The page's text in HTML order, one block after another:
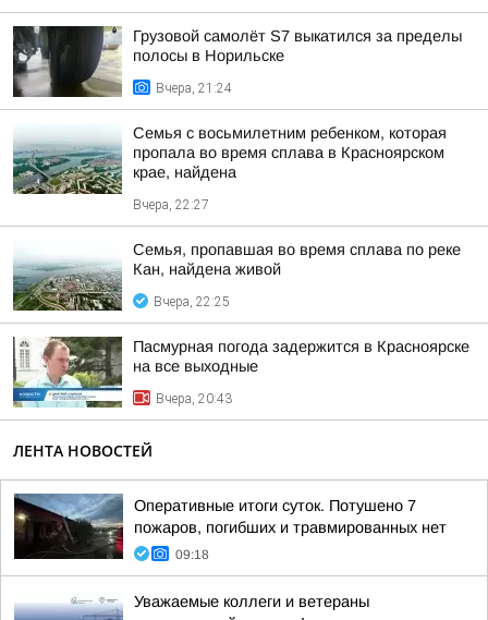
Грузовой самолёт S7 выкатился за пределы
полосы в Норильске
Вчера, 21:24
Семья с восьмилетним ребенком, которая
пропала во время сплава в Красноярском
крае, найдена
Вчера, 22:27
Семья, пропавшая во время сплава по реке
Кан, найдена живой
Вчера, 22:25
Пасмурная погода задержится в Красноярске
на все выходные
Вчера, 20:43
ЛЕНТА НОВОСТЕЙ
Оперативные итоги суток. Потушено 7
пожаров, погибших и травмированных нет
09:18
Уважаемые коллеги и ветераны